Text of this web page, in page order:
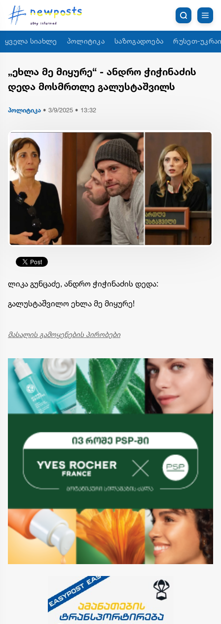
ყველა სიახლე პოლიტიკა საზოგადოება რუსეთ-
„ეხლა მე მიყურე“ - ანდრო ჭიჭინაძის
დედა მოსმრთლე გალუსტაშვილს
პოლიტიკა • 3/9/2025 • 13:32
ლიკა გუნცაძე, ანდრო ჭიჭინაძის დედა:
გალუსტაშვილო ეხლა მე მიყურე!
მასალის გამოყენების პირობები